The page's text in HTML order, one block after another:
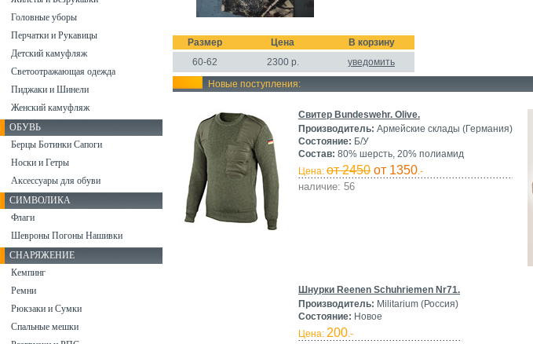
Размер Цена
В корзину
60-62
2300р.
уведомить
Новые поступления:
Свитер Bundeswehr. Olive.
Производитель: Армейские склады (Германия)
Состояние: Б/У
Состав: 80% шерсть, 20% полиамид
Цена: от 2450 от 1350.-
наличие: 56
Шнурки Reenen Schuhriemen Nr71.
Производитель: Militarium (Россия)
Состояние: Новое
Цена: 200.-
Головные уборы
Перчатки и Рукавицы
Детский камуфляж
Светоотражающая одежда
Пиджаки и Шинели
Женский камуфляж
ОБУВЬ
Берцы Ботинки Сапоги
Носки и Гетры
Аксессуары для обуви
СИМВОЛИКА
Флаги
Шевроны Погоны Нашивки
СНАРЯЖЕНИЕ
Кемпинг
Ремни
Рюкзаки и Сумки
Спальные мешки